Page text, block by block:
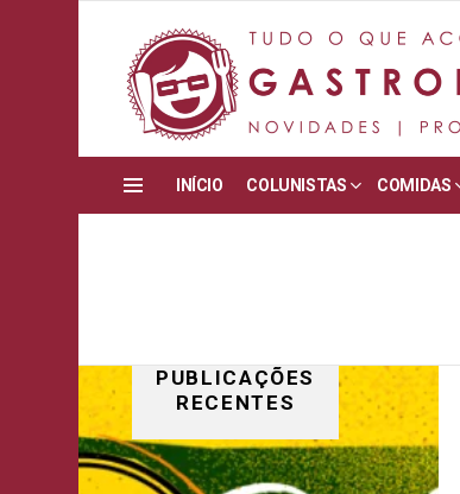
INÍCIO COLUNISTAS COMIDAS
PUBLICAÇÕES
RECENTES